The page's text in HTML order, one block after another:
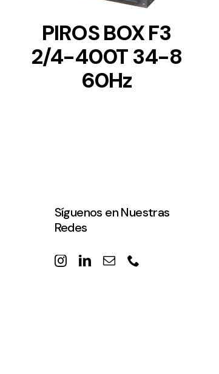
PIROS BOX F3
2/4-400T 34-8
60Hz
Síguenos en Nuestras
Redes